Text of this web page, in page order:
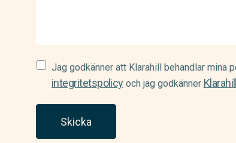
Samtycke
(Required)
Jag godkänner att Klarahill behandlar mina
integritetspolicyoch jag godkänner
Skicka